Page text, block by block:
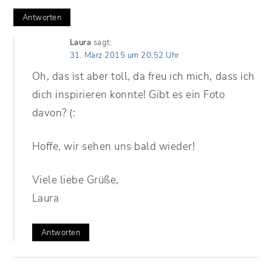
Antworten
Laura sagt:
31. März 2015 um 20:52 Uhr
Oh, das ist aber toll, da freu ich mich, dass ich
dich inspirieren konnte! Gibt es ein Foto
davon? (:
Hoffe, wir sehen uns bald wieder!
Viele liebe Grüße,
Laura
Antworten